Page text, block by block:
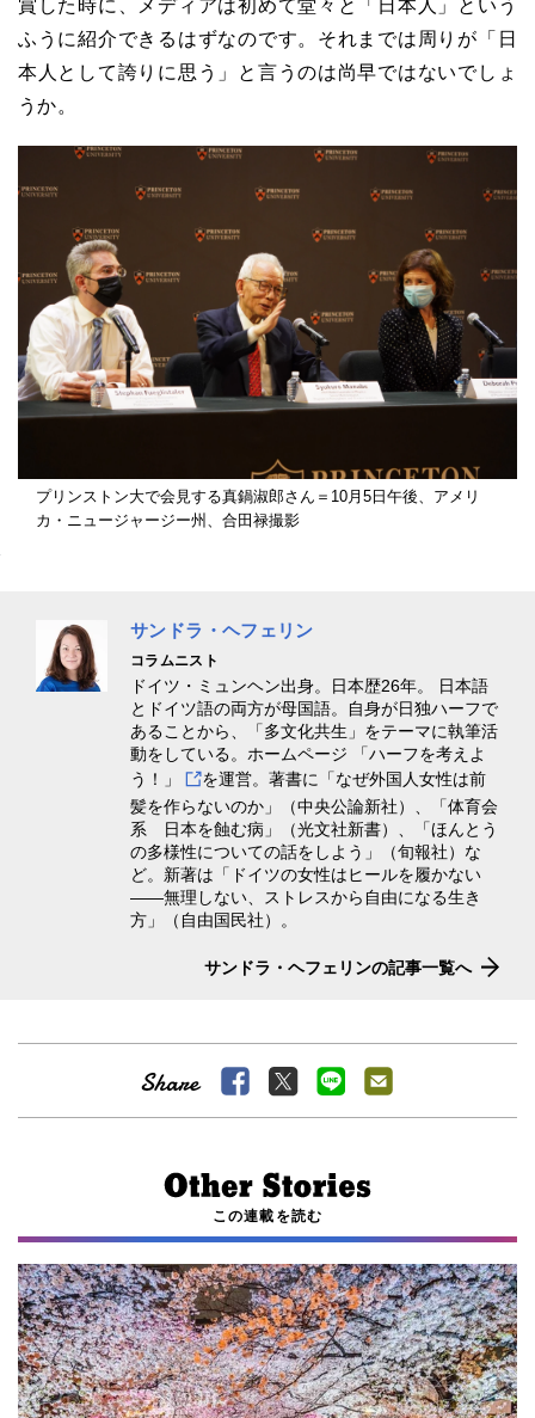
賞した時に、メディアは初めて堂々と「日本人」という
ふうに紹介できるはずなのです。それまでは周りが「日
本人として誇りに思う」と言うのは尚早ではないでしょ
うか。
プリンストン大で会見する真鍋淑郎さん＝10月5日午後、アメリ
カ・ニュージャージー州、合田禄撮影
サンドラ・ヘフェリン
コラムニスト
ドイツ・ミュンヘン出身。日本歴26年。 日本語
とドイツ語の両方が母国語。自身が日独ハーフで
あることから、「多文化共生」をテーマに執筆活
動をしている。ホームページ
「ハーフを考えよ
う！」
を運営。著書に「なぜ外国人女性は前
髪を作らないのか」（中央公論新社）、「体育会
系 日本を蝕む病」（光文社新書）、「ほんとう
の多様性についての話をしよう」（旬報社）な
ど。新著は「ドイツの女性はヒールを履かない
――無理しない、ストレスから自由になる生き
方」（自由国民社）。
サンドラ・ヘフェリンの記事一覧へ
この連載を読む